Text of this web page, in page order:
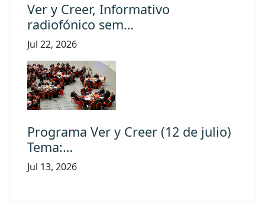
Ver y Creer, Informativo
radiofónico sem…
Jul 22, 2026
Programa Ver y Creer (12 de julio)
Tema:…
Jul 13, 2026